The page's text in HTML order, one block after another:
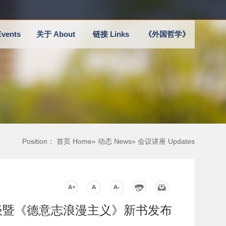
关于 About 链接 Links 《外国哲学》
Position： 首页 Home» 动态 News» 会议讲座 Updates
《德意志浪漫主义》新书发布